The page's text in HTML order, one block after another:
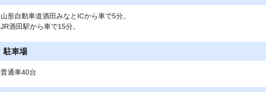
山形自動車道酒田みなとICから車で5分。
JR酒田駅から車で15分。
駐車場
普通車40台